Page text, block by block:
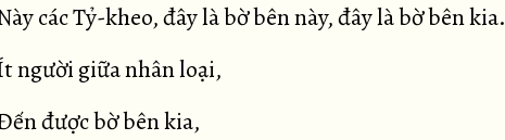
các Tỷ-kheo, đây là bờ bên này, đây là bờ bên kia.
người giữa nhân loại,
được bờ bên kia,